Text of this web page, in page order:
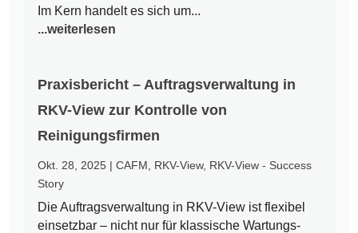
Im Kern handelt es sich um...
...weiterlesen
Praxisbericht – Auftragsverwaltung in
RKV-View zur Kontrolle von
Reinigungsfirmen
Okt. 28, 2025 |CAFM RKV-View, RKV-View - Success
Story
Die Auftragsverwaltung in RKV-View ist flexibel
einsetzbar – nicht nur für klassische Wartungs-